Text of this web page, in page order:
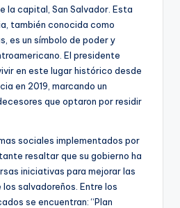
la capital, San Salvador. Esta
también conocida como
es un símbolo de poder y
El presidente
en este lugar histórico desde
en 2019, marcando un
que optaron por residir
sociales implementados por
resaltar que su gobierno ha
iniciativas para mejorar las
salvadoreños. Entre los
se encuentran: “Plan